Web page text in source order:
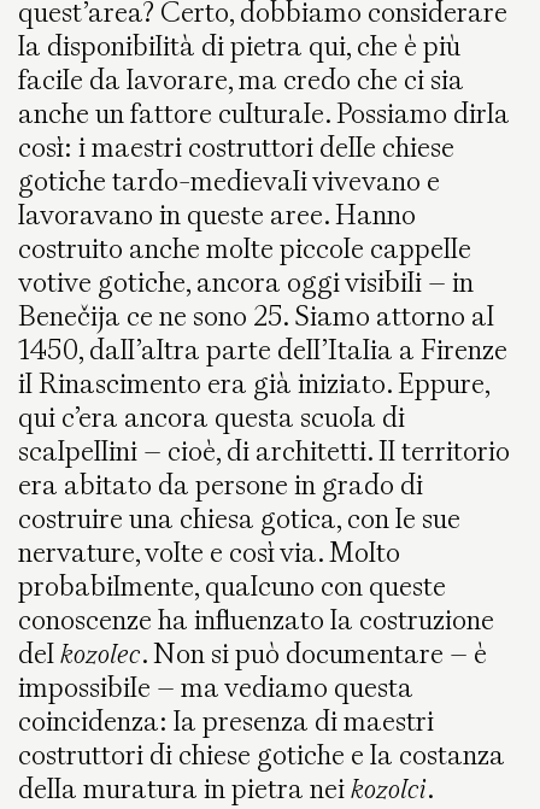
quest’area? Certo, dobbiamo considerare
la disponibilità di pietra qui, che è più
facile da lavorare, ma credo che ci sia
anche un fattore culturale. Possiamo dirla
così: i maestri costruttori delle chiese
gotiche tardo-medievali vivevano e
lavoravano in queste aree. Hanno
costruito anche molte piccole cappelle
votive gotiche, ancora oggi visibili – in
Benečija ce ne sono 25. Siamo attorno al
1450, dall’altra parte dell’Italia a Firenze
il Rinascimento era già iniziato. Eppure,
qui c’era ancora questa scuola di
scalpellini – cioè, di architetti. Il territorio
era abitato da persone in grado di
costruire una chiesa gotica, con le sue
nervature, volte e così via. Molto
probabilmente, qualcuno con queste
conoscenze ha influenzato la costruzione
delkozolec. Non si può documentare – è
impossibile – ma vediamo questa
coincidenza: la presenza di maestri
costruttori di chiese gotiche e la costanza
della muratura in pietra neikozolci.